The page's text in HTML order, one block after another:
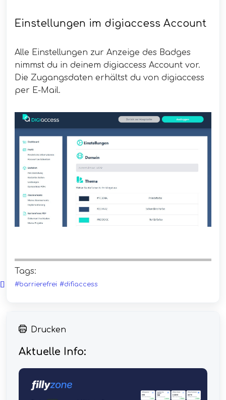
Einstellungen im digiaccess Account
Alle Einstellungen zur Anzeige des Badges
nimmst du in deinem digiaccess Account vor.
Die Zugangsdaten erhältst du von digiaccess
per E-Mail.
Tags:
#barrierefrei #difiaccess
Drucken
Aktuelle Info: